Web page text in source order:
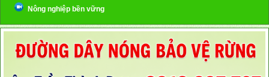
Nông nghiệp bền vững